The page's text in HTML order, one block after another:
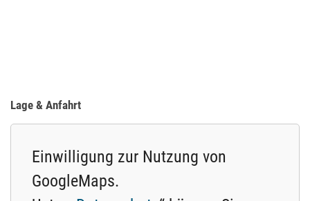
Lage & Anfahrt
Einwilligung zur Nutzung von
GoogleMaps.